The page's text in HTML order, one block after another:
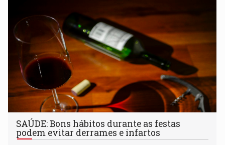
SAÚDE: Bons hábitos durante as festas
podem evitar derrames e infartos